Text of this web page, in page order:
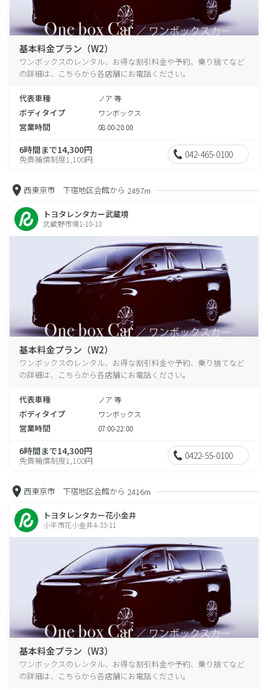
基本料金プラン（W2）
ワンボックスのレンタル、お得な割引料金や予約、乗り捨てなど
の詳細は、こちらから各店舗にお電話ください。
代表車種 ノア 等
ボディタイプ ワンボックス
営業時間 08:00-20:00
6時間まで14,300円
免責補償制度1,100円 042-465-0100
西東京市 下宿地区会館から 2497m
トヨタレンタカー武蔵境
武蔵野市境1-10-10
基本料金プラン（W2）
ワンボックスのレンタル、お得な割引料金や予約、乗り捨てなど
の詳細は、こちらから各店舗にお電話ください。
代表車種 ノア 等
ボディタイプ ワンボックス
営業時間 07:00-22:00
6時間まで14,300円
免責補償制度1,100円 0422-55-0100
西東京市 下宿地区会館から 2416m
トヨタレンタカー花小金井
小平市花小金井4-33-11
基本料金プラン（W3）
ワンボックスのレンタル、お得な割引料金や予約、乗り捨てなど
の詳細は、こちらから各店舗にお電話ください。